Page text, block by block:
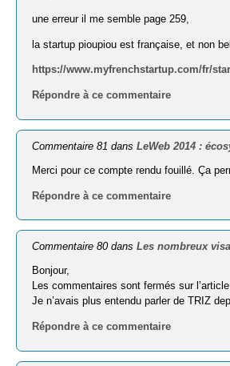
une erreur il me semble page 259,
la startup pioupiou est française, et non
https://www.myfrenchstartup.com/fr/
Répondre à ce commentaire
Commentaire 81 dansLeWeb 2014 :
Merci pour ce compte rendu fouillé. Ça
Répondre à ce commentaire
Commentaire 80 dansLes nombreux
Bonjour,
Les commentaires sont fermés sur
Je n’avais plus entendu parler de TRIZ
Répondre à ce commentaire